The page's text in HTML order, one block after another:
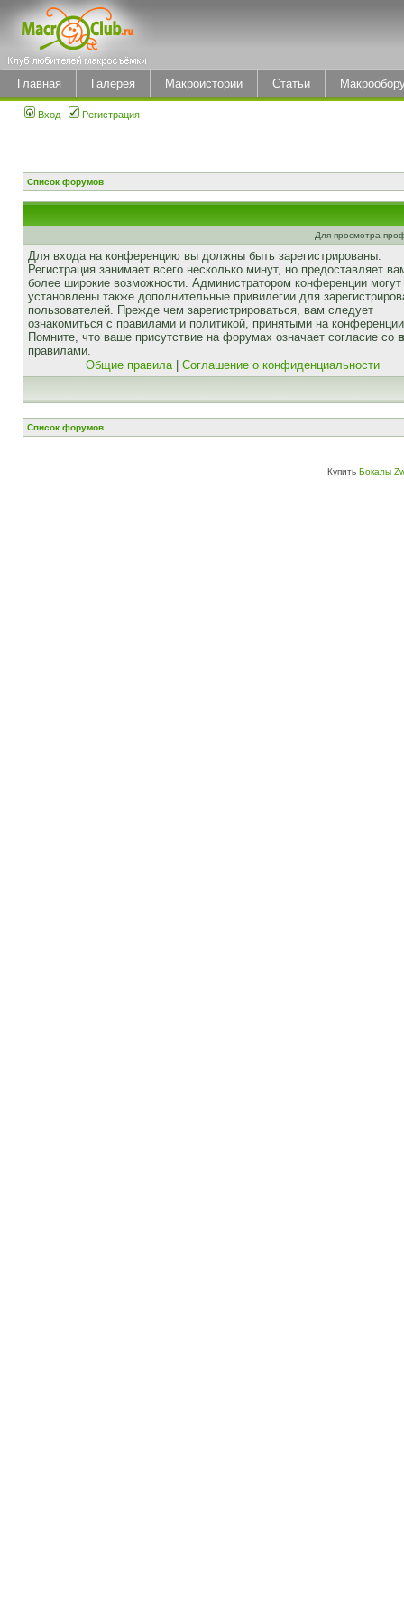
Главная Галерея Макроистории Статьи
Вход Регистрация
Список форумов
Для просмотра
Для входа на конференцию вы должны быть зарегистрированы.
Регистрация занимает всего несколько минут, но предоставляет
более широкие возможности. Администратором конференции
установлены также дополнительные привилегии для
пользователей. Прежде чем зарегистрироваться, вам следует
ознакомиться с правилами и политикой, принятыми на
Помните, что ваше присутствие на форумах означает согласие со
правилами.
Общие правила| Соглашение о конфиденциальности
Список форумов
Купить Бокалы